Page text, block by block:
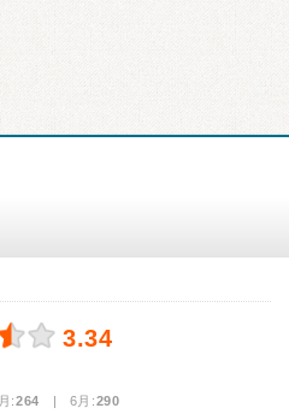
3.34
:264 | 6月:290